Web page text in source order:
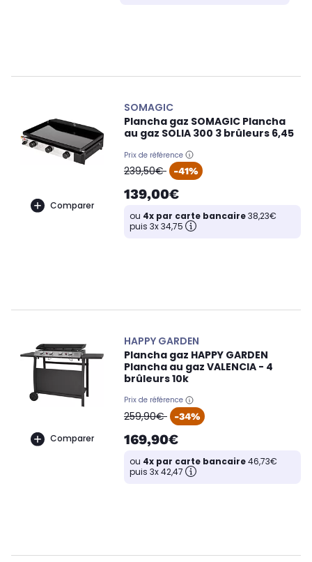
Comparer
SOMAGIC
Plancha gaz SOMAGIC Plancha
au gaz SOLIA 300 3 brûleurs 6,45
Prix de référence
oldPrice
239,50€ -41%
139,00€
ou 4x par carte bancaire38,23€
puis 3x 34,75
Comparer
HAPPY GARDEN
Plancha gaz HAPPY GARDEN
Plancha au gaz VALENCIA - 4
brûleurs 10k
Prix de référence
oldPrice
259,90€ -34%
169,90€
ou 4x par carte bancaire46,73€
puis 3x 42,47